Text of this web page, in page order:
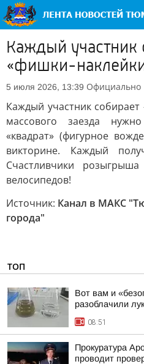
Каждый участник
«фишки-
5 июля 2026, 13:39 Официально
Каждый участник
массового заезда
«квадрат» (фигурное
викторине. Каждый
Счастливчики
велосипедов!
Источник: Канал в МАКС
города"
ТОП
Вот вам и
разоблачили
08:51
Прокуратура
проводит